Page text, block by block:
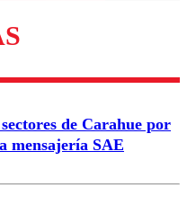
Enviar comentario
de Carahue por
mensajería SAE